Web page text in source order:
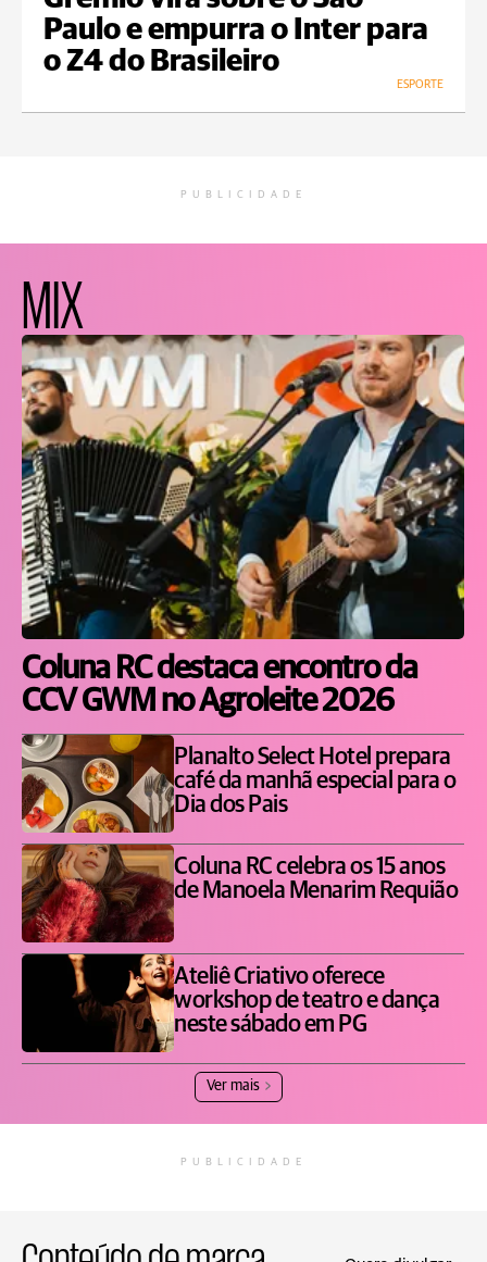
Paulo e empurra o Inter para
o Z4 do Brasileiro
ESPORTE
PUBLICIDADE
MIX
Coluna RC destaca encontro da
CCV GWM no Agroleite 2026
Planalto Select Hotel prepara
café da manhã especial para o
Dia dos Pais
Coluna RC celebra os 15 anos
de Manoela Menarim Requião
Ateliê Criativo oferece
workshop de teatro e dança
neste sábado em PG
Ver mais
PUBLICIDADE